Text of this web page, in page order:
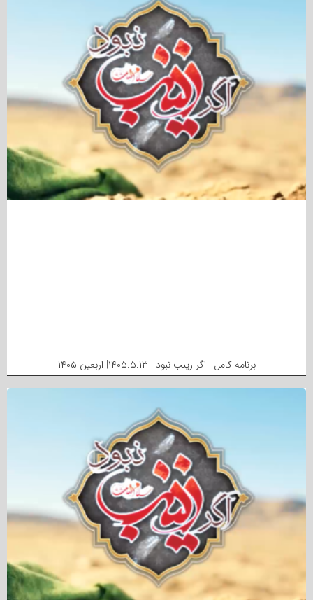
برنامه کامل | اگر زینب نبود | ۱۴۰۵.۵.۱۳| اربعین ۱۴۰۵